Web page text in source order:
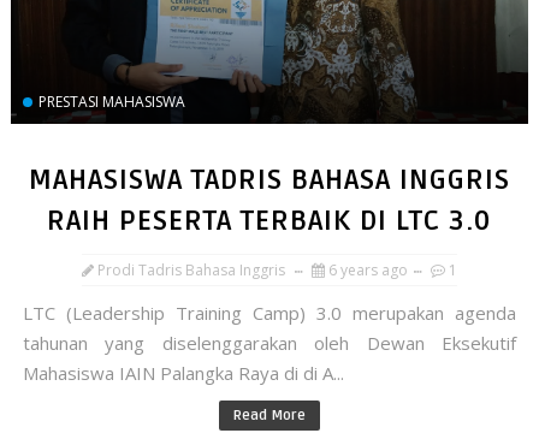
PRESTASI MAHASISWA
MAHASISWA TADRIS BAHASA INGGRIS
RAIH PESERTA TERBAIK DI LTC 3.0
Prodi Tadris Bahasa Inggris 6 years ago 1
LTC (Leadership Training Camp) 3.0 merupakan agenda
tahunan yang diselenggarakan oleh Dewan Eksekutif
Mahasiswa IAIN Palangka Raya di di A...
Read More